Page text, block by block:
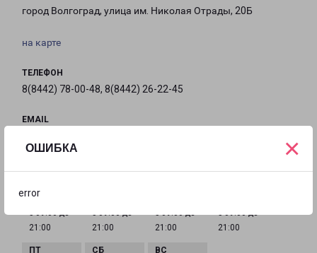
ОШИБКА
error
×
город Волгоград, улица им. Николая Отрады, 20Б
на карте
ТЕЛЕФОН
8(8442) 78-00-48, 8(8442) 26-22-45
EMAIL
с 09:00 до
21:00
с 09:00 до
21:00
с 09:00 до
21:00
с 09:00 до
21:00